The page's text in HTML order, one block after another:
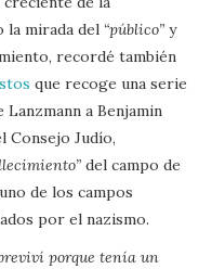
la mirada del “público” y
recordé también
que recoge una serie
a Benjamin
Consejo Judío,
del campo de
de los campos
por el nazismo.
porque tenía un